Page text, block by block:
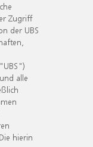
Zugriff
der UBS
alle
hierin